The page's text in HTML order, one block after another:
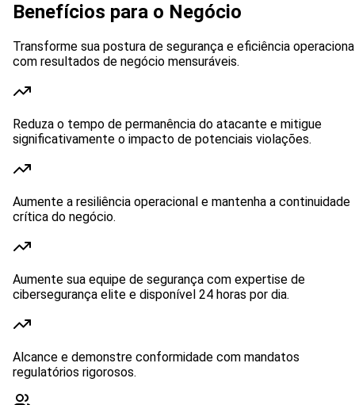
Benefícios para o Negócio
Transforme sua postura de segurança e eficiência
com resultados de negócio mensuráveis.
Reduza o tempo de permanência do atacante e mitigue
significativamente o impacto de potenciais violações.
Aumente a resiliência operacional e mantenha a continuidade
crítica do negócio.
Aumente sua equipe de segurança com expertise de
cibersegurança elite e disponível 24 horas por dia.
Alcance e demonstre conformidade com mandatos
regulatórios rigorosos.